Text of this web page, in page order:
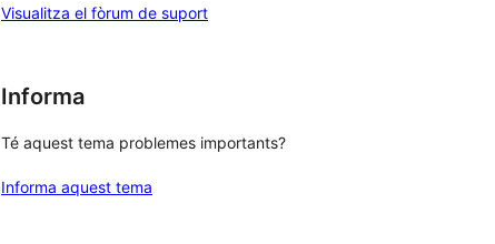
Visualitza el fòrum de suport
Informa
Té aquest tema problemes importants?
Informa aquest tema